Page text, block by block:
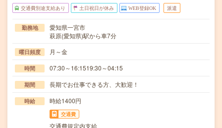
交通費別途支給あり 土日祝日が休み WEB登録OK 派遣
勤務地
愛知県一宮市
萩原(愛知県)駅から車7分
曜日頻度 月～金
時間 07:30～16:1519:30～04:15
期間 長期でお仕事できる方、大歓迎！
時給 時給1400円
交通費
交通費規定内支給